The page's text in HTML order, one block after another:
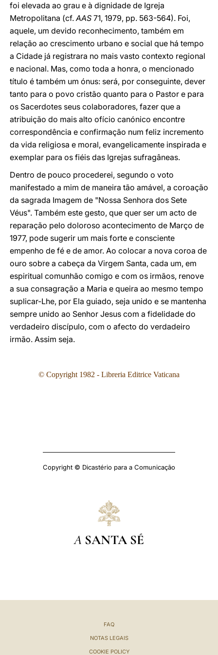
foi elevada ao grau e à dignidade de Igreja
Metropolitana (cf.AAS 71, 1979, pp. 563-564). Foi,
aquele, um devido reconhecimento, também em
relação ao crescimento urbano e social que há tempo
a Cidade já registrara no mais vasto contexto regional
e nacional. Mas, como toda a honra, o mencionado
título é também um ónus: será, por conseguinte, dever
tanto para o povo cristão quanto para o Pastor e para
os Sacerdotes seus colaboradores, fazer que a
atribuição do mais alto ofício canónico encontre
correspondência e confirmação num feliz incremento
da vida religiosa e moral, evangelicamente inspirada e
exemplar para os fiéis das Igrejas sufragâneas.
Dentro de pouco procederei, segundo o voto
manifestado a mim de maneira tão amável, a coroação
da sagrada Imagem de "Nossa Senhora dos Sete
Véus". Também este gesto, que quer ser um acto de
reparação pelo doloroso acontecimento de Março de
1977, pode sugerir um mais forte e consciente
empenho de fé e de amor. Ao colocar a nova coroa de
ouro sobre a cabeça da Virgem Santa, cada um, em
espiritual comunhão comigo e com os irmãos, renove
a sua consagração a Maria e queira ao mesmo tempo
suplicar-Lhe, por Ela guiado, seja unido e se mantenha
sempre unido ao Senhor Jesus com a fidelidade do
verdadeiro discípulo, com o afecto do verdadeiro
irmão. Assim seja.
© Copyright 1982 - Libreria Editrice Vaticana
Copyright © Dicastério para a Comunicação
A SANTA SÉ
FAQ
NOTAS LEGAIS
COOKIE POLICY